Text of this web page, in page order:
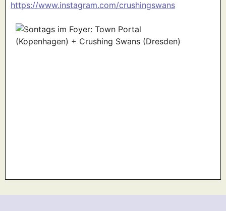
https://www.instagram.com/crushingswans